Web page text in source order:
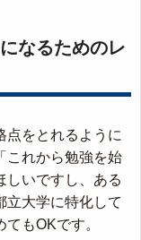
なるためのレ
点をとれるように
これから勉強を始
しいですし、ある
立大学に特化して
もOKです。